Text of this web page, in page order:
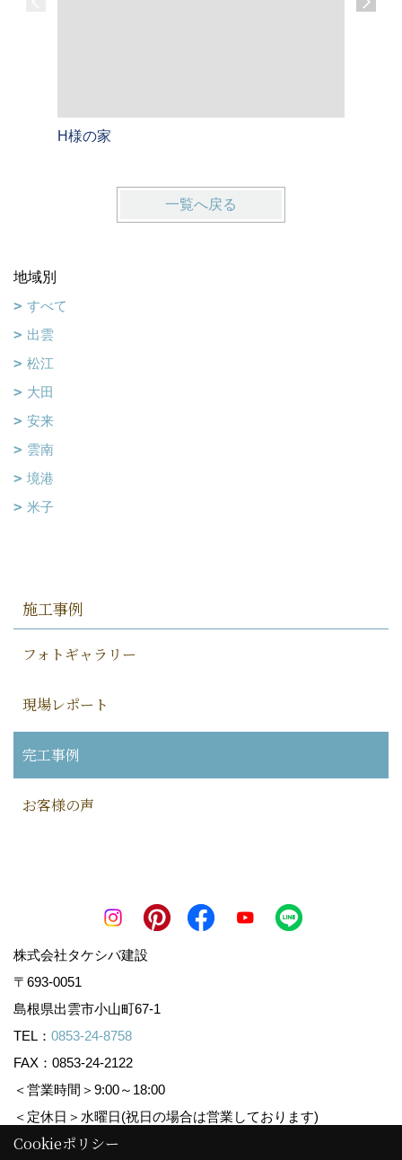
H様の家
一覧へ戻る
地域別
すべて
出雲
松江
大田
安来
雲南
境港
米子
施工事例
フォトギャラリー
現場レポート
完工事例
お客様の声
株式会社タケシバ建設
〒693-0051
島根県出雲市小山町67-1
TEL： 0853-24-8758
FAX：0853-24-2122
＜営業時間＞9:00～18:00
＜定休日＞水曜日(祝日の場合は営業しております)
Cookieポリシー